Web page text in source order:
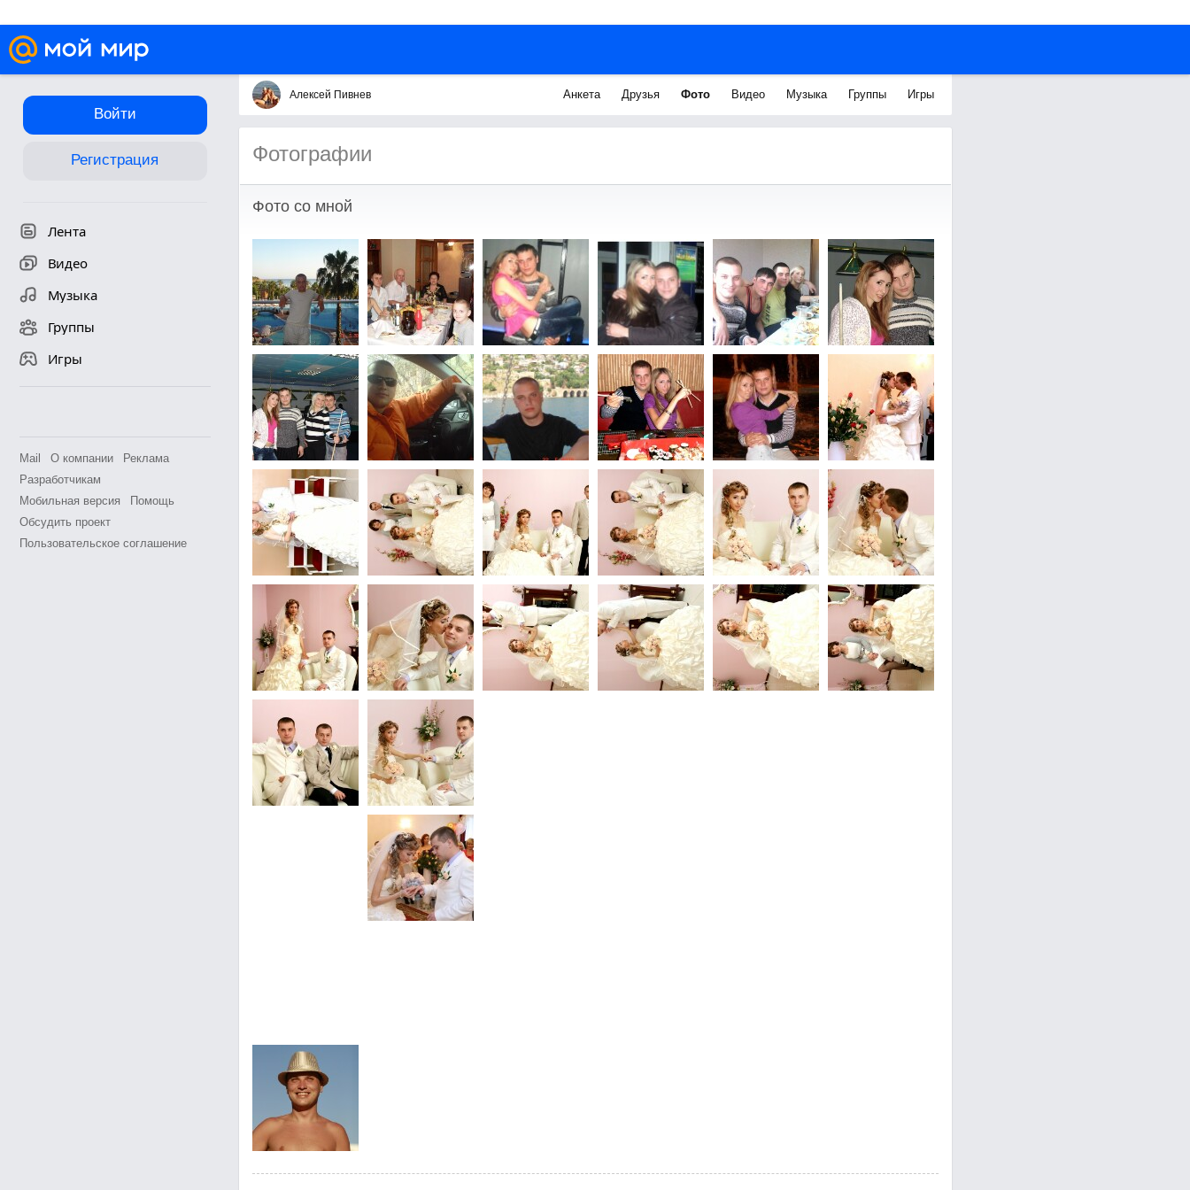
Войти
Регистрация
Лента
Видео
Музыка
Группы
Игры
Mail О компании
Реклама
Разработчикам
Мобильная версия
Помощь
Обсудить проект
Пользовательское соглашение
Алексей Пивнев Анкета Друзья Фото Видео Музыка Группы Игры
Фотографии
Фото со мной